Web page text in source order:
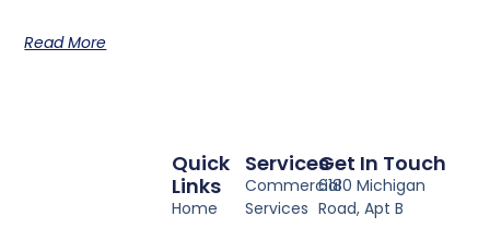
Read More
Services
Commercial
Services
Quick
Links
Home
Get In Touch
6180 Michigan
Road, Apt B